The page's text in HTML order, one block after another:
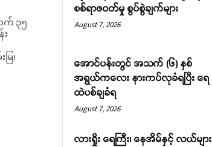
က် ၃၅
ြ၊
စစ်ရာဇဝတ်မှု စွပ်စွဲချက်များ
August 7, 2026
အောင်ပန်းတွင် အသက် (၆) နှစ်
အရွယ်ကလေး နားကပ်လုခံရပြီး ရေ
ထဲပစ်ချခံရ
August 7, 2026
လားရှိုး ရေကြီး၊ နေအိမ်နှင့် လယ်များ